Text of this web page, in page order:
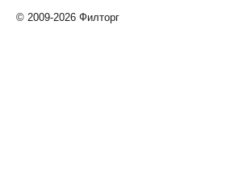
© 2009-2026 Филторг